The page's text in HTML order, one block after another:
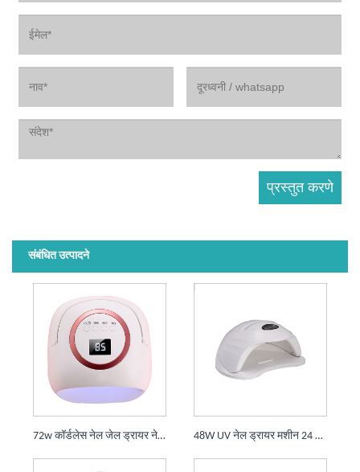
संबंधित उत्पादने
72w कॉर्डलेस नेल जेल ड्रायर नेल मशीन UV LED 48W UV नेल ड्रायर मशीन 24 LEDs क्युरिंग लॅम्प